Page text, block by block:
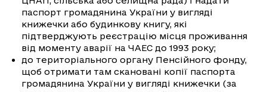
паспорт громадянина України у вигляді
книжечки або будинкову книгу, які
підтверджують реєстрацію місця проживання
від моменту аварії на ЧАЕС до 1993 року;
до територіального органу Пенсійного фонду,
щоб отримати там скановані копії паспорта
громадянина України у вигляді книжечки (за